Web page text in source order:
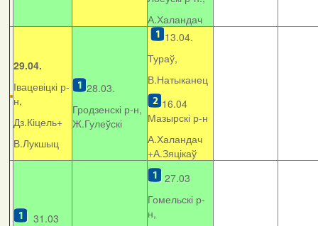
А.Халандач
29.04.
Івацевіцкі р-
н,
Дз.Кіцель+
В.Лукшыц
28.03.
Гродзенскі р-н,
Ж.Гулеўскі
13.04.
Тураў,
В.Натыканец
16.04
Мазырскі р-н
А.Халандач
+А.Зяцікаў
31.03
27.03
Гомельскі р-
н,